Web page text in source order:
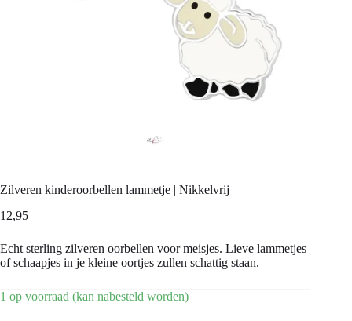
Zilveren kinderoorbellen lammetje | Nikkelvrij
12,95
Echt sterling zilveren oorbellen voor meisjes. Lieve lammetjes
of schaapjes in je kleine oortjes zullen schattig staan.
1 op voorraad (kan nabesteld worden)